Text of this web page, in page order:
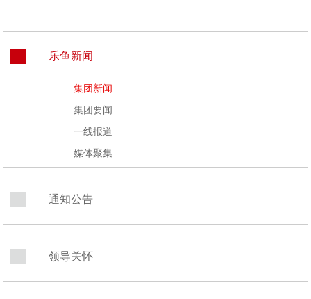
乐鱼新闻
集团新闻
集团要闻
一线报道
媒体聚集
通知公告
领导关怀